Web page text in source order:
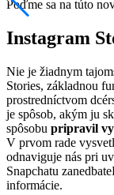
Poďme sa na túto
Instagram
Nie je žiadnym
Stories, základnou
prostredníctvom
je spôsob, akým ju
spôsobu pripravil
V prvom rade
odnaviguje nás pri
Snapchatu
informácie.